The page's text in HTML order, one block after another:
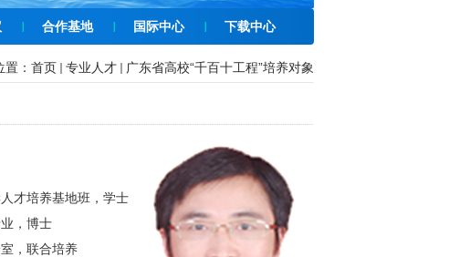
合作基地 国际中心 下载中心
： 首页 专业人才 广东省高校“千百十工程”培养对象
培养基地班，学士
，博士
，联合培养